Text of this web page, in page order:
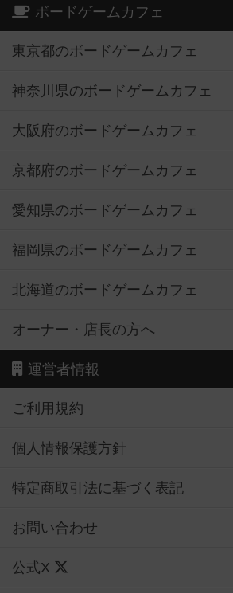
ボードゲームカフェ
東京都のボードゲームカフェ
神奈川県のボードゲームカフェ
大阪府のボードゲームカフェ
京都府のボードゲームカフェ
愛知県のボードゲームカフェ
福岡県のボードゲームカフェ
北海道のボードゲームカフェ
オーナー・店長の方へ
運営者情報
ご利用規約
個人情報保護方針
特定商取引法に基づく表記
お問い合わせ
公式X